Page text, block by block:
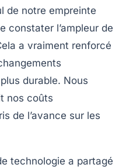
de notre empreinte
constater l’ampleur de
a vraiment renforcé
durable. Nous
nos coûts
de l’avance sur les
technologie a partagé